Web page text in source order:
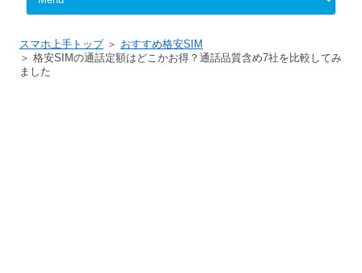
スマホ上手トップ
おすすめ格安SIM
格安SIMの通話定額はどこかお得？通話品質含め7社を比較してみ
ました